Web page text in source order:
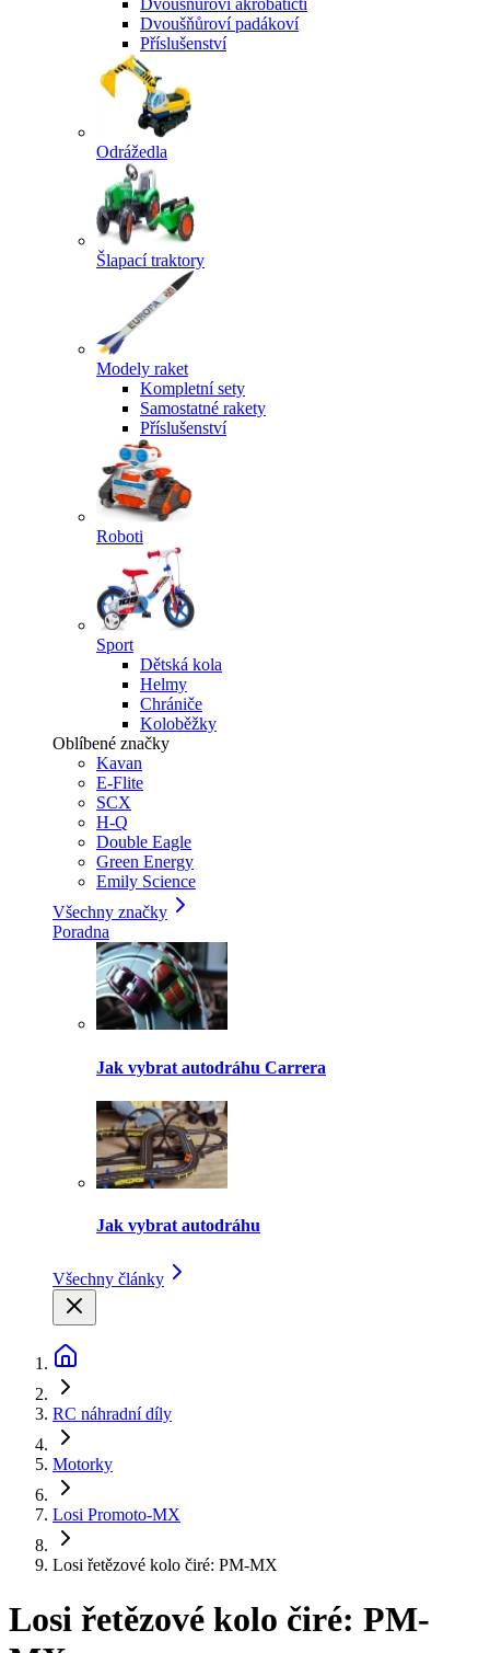
Dvoušňůroví akrobatičtí
Dvoušňůroví padákoví
Příslušenství
Odrážedla
Šlapací traktory
Modely raket
Kompletní sety
Samostatné rakety
Příslušenství
Roboti
Sport
Dětská kola
Helmy
Chrániče
Koloběžky
Oblíbené značky
Kavan
E-Flite
SCX
H-Q
Double Eagle
Green Energy
Emily Science
Všechny značky
Poradna
Jak vybrat autodráhu Carrera
Jak vybrat autodráhu
Všechny články
RC náhradní díly
Motorky
Losi Promoto-MX
Losi řetězové kolo čiré: PM-MX
Losi řetězové kolo čiré: PM-